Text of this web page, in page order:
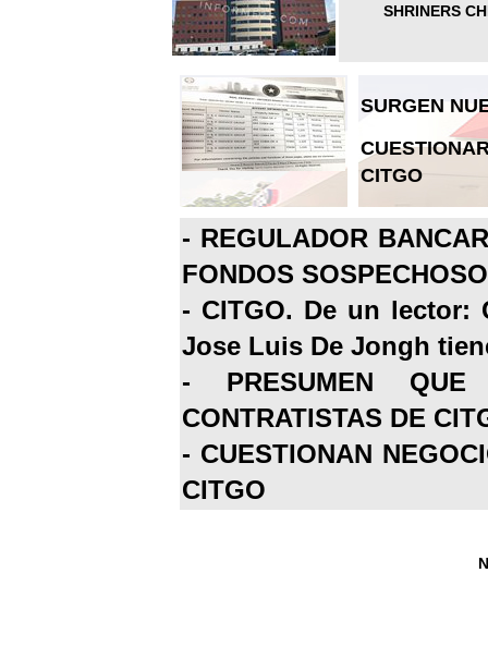
SHRINERS
SURGEN
CITGO
- REGULADOR
FONDOS
- CITGO. De un lector:
Jose Luis De Jongh
- PRESUMEN
CONTRATISTAS DE
- CUESTIONAN
CITGO